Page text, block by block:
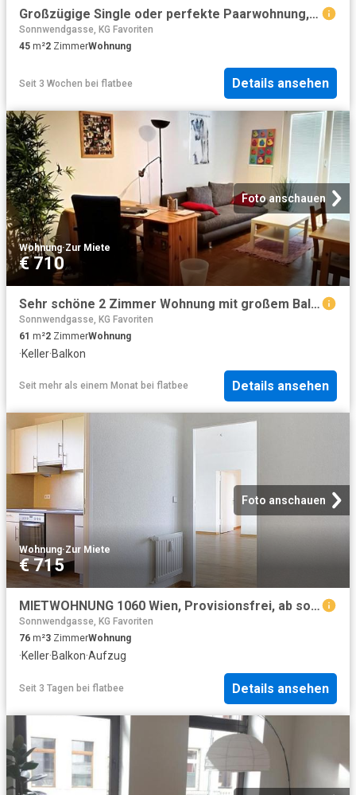
Großzügige Single oder perfekte Paarwohnung, WG geeignet, 2 Zimmer
Sonnwendgasse, KG Favoriten
45 m²2 ZimmerWohnung
Seit 3 Wochen bei flatbee Details ansehen
Foto anschauen
Wohnung·Zur Miete
€ 710
Sehr schöne 2 Zimmer Wohnung mit großem Balkon in zentraler Lage!
Sonnwendgasse, KG Favoriten
61 m²2 ZimmerWohnung
·Keller·Balkon
Seit mehr als einem Monat bei flatbee Details ansehen
Foto anschauen
Wohnung·Zur Miete
€ 715
MIETWOHNUNG 1060 Wien, Provisionsfrei, ab sofort beziehbar, WG tauglich
Sonnwendgasse, KG Favoriten
76 m²3 ZimmerWohnung
·Keller·Balkon·Aufzug
Seit 3 Tagen bei flatbee Details ansehen